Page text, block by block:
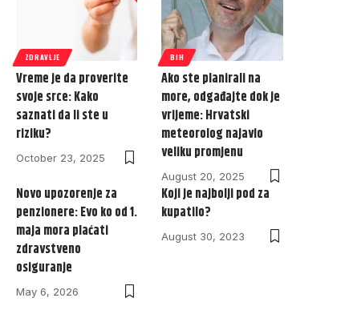
ZDRAVLJE
Vreme je da proverite
svoje srce: Kako
saznati da li ste u
riziku?
October 23, 2025
BIH
Ako ste planirali na
more, odgađajte dok je
vrijeme: Hrvatski
meteorolog najavio
veliku promjenu
August 20, 2025
Novo upozorenje za
penzionere: Evo ko od 1.
maja mora plaćati
zdravstveno
osiguranje
May 6, 2026
Koji je najbolji pod za
kupatilo?
August 30, 2023